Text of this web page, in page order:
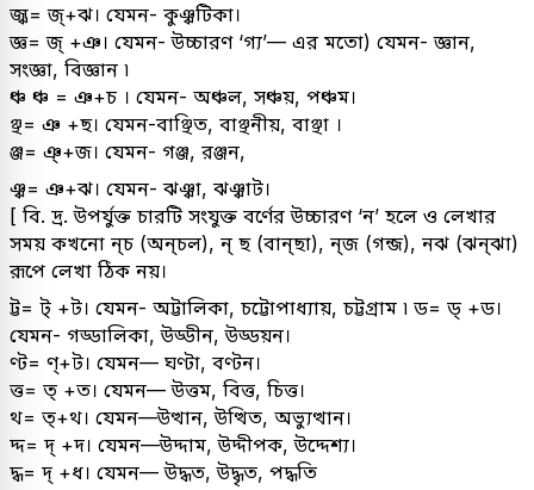
জ্ঝ= জ্+ঝ। যেমন- কুঞ্ঝটিকা।
জ্ঞ= জ্ +ঞ। যেমন- উচ্চারণ ‘গ্য’— এর মতো) যেমন- জ্ঞান,
সংজ্ঞা, বিজ্ঞান ৷
ঞ্চ ঞ্চ = ঞ+চ । যেমন- অঞ্চল, সঞ্চয়, পঞ্চম।
ঞ্ছ= ঞ +ছ। যেমন-বাঞ্ছিত, বাঞ্ছনীয়, বাঞ্ছা ।
ঞ্জ= ঞ্+জ। যেমন- গঞ্জ, রঞ্জন,
ঞ্ঝ= ঞ+ঝ। যেমন- ঝঞ্ঝা, ঝঞ্ঝাট।
[ বি. দ্র. উপর্যুক্ত চারটি সংযুক্ত বর্ণের উচ্চারণ ‘ন’ হলে ও লেখার
সময় কখনো ন্‌চ (অন্‌চল), ন্ ছ (বান্‌ছা), ন্‌জ (গন্জ), নঝ (ঝন্‌ঝা)
রূপে লেখা ঠিক নয়।
ট্ট= ট্ +ট। যেমন- অট্টালিকা, চট্টোপাধ্যায়, চট্টগ্রাম ৷ ড= ড্‌ +ড।
যেমন- গড্ডালিকা, উড্ডীন, উড্ডয়ন।
ণ্ট= ণ্+ট। যেমন— ঘণ্টা, বণ্টন।
ত্ত= ত্ +ত। যেমন— উত্তম, বিত্ত, চিত্ত।
থ= ত্+থ। যেমন—উত্থান, উত্থিত, অভ্যুত্থান।
দ্দ= দ্ +দ। যেমন—উদ্দাম, উদ্দীপক, উদ্দেশ্য।
দ্ধ= দ্ +ধ। যেমন— উদ্ধত, উদ্ধৃত, পদ্ধতি